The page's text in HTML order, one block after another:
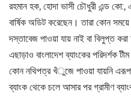
রহমান হক, হোদা ভাসী চৌধুরী এন্ড কো:,
বার্ষিক অডিট করেছেন। তারা কোন
দস্তাবেজ পাওয়া যায় নাই বা বিলুপ্ত
এছাড়াও বাংলাদেশ ব্যাংকের পরিদর্শক
কোন নথিপত্র খঁুজে পাওয়া যায়নি
ব্যাংক থেকে চলে আসার পর গ্রামীণ